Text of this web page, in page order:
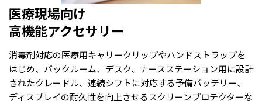
医療現場向け
高機能アクセサリー
消毒剤対応の医療用キャリークリップやハンドストラップを
はじめ、バックルーム、デスク、ナースステーション用に設計
されたクレードル、連続シフトに対応する予備バッテリー、
ディスプレイの耐久性を向上させるスクリーンプロテクターな